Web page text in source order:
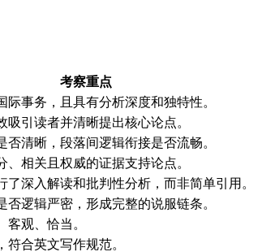
考察重点
际事务，且具有分析深度和独特性。
吸引读者并清晰提出核心论点。
否清晰，段落间逻辑衔接是否流畅。
、相关且权威的证据支持论点。
了深入解读和批判性分析，而非简单引用。
否逻辑严密，形成完整的说服链条。
客观、恰当。
符合英文写作规范。